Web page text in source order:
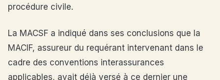
procédure civile.
La MACSF a indiqué dans ses conclusions que la
MACIF, assureur du requérant intervenant dans le
cadre des conventions interassurances
applicables, avait déjà versé à ce dernier une